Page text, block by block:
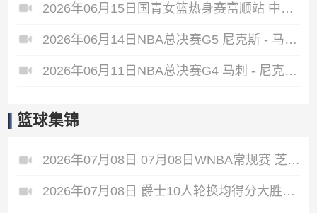
2026年06月15日国青女篮热身赛富顺站 中国U17女篮 - 伏伊伏丁那女篮 全场录像
2026年06月14日NBA总决赛G5 尼克斯 - 马刺 全场录像
2026年06月11日NBA总决赛G4 马刺 - 尼克斯 全场录像
篮球集锦
2026年07月08日 07月08日WNBA常规赛 芝加哥天空 77 - 66 菲尼克斯水星 集锦
2026年07月08日 爵士10人轮换均得分大胜雷霆收获3连胜 彼得森缺阵 艾杜16+14